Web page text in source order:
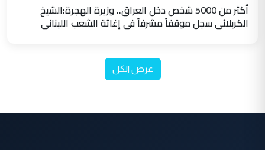
أكثر من 5000 شخص دخل العراق.. وزيرة الهجرة:الشيخ
الكربلائي سجل موقفاً مشرفاً في إغاثة الشعب اللبناني
عرض الكل